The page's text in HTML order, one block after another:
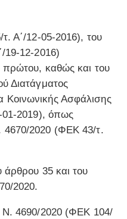
Α΄/12-05-2016), του
19-12-2016)
πρώτου, καθώς και του
Διατάγματος
Κοινωνικής Ασφάλισης
2019), όπως
4670/2020 (ΦΕΚ 43/τ.
35 και του
2020.
Ν. 4690/2020 (ΦΕΚ 104/